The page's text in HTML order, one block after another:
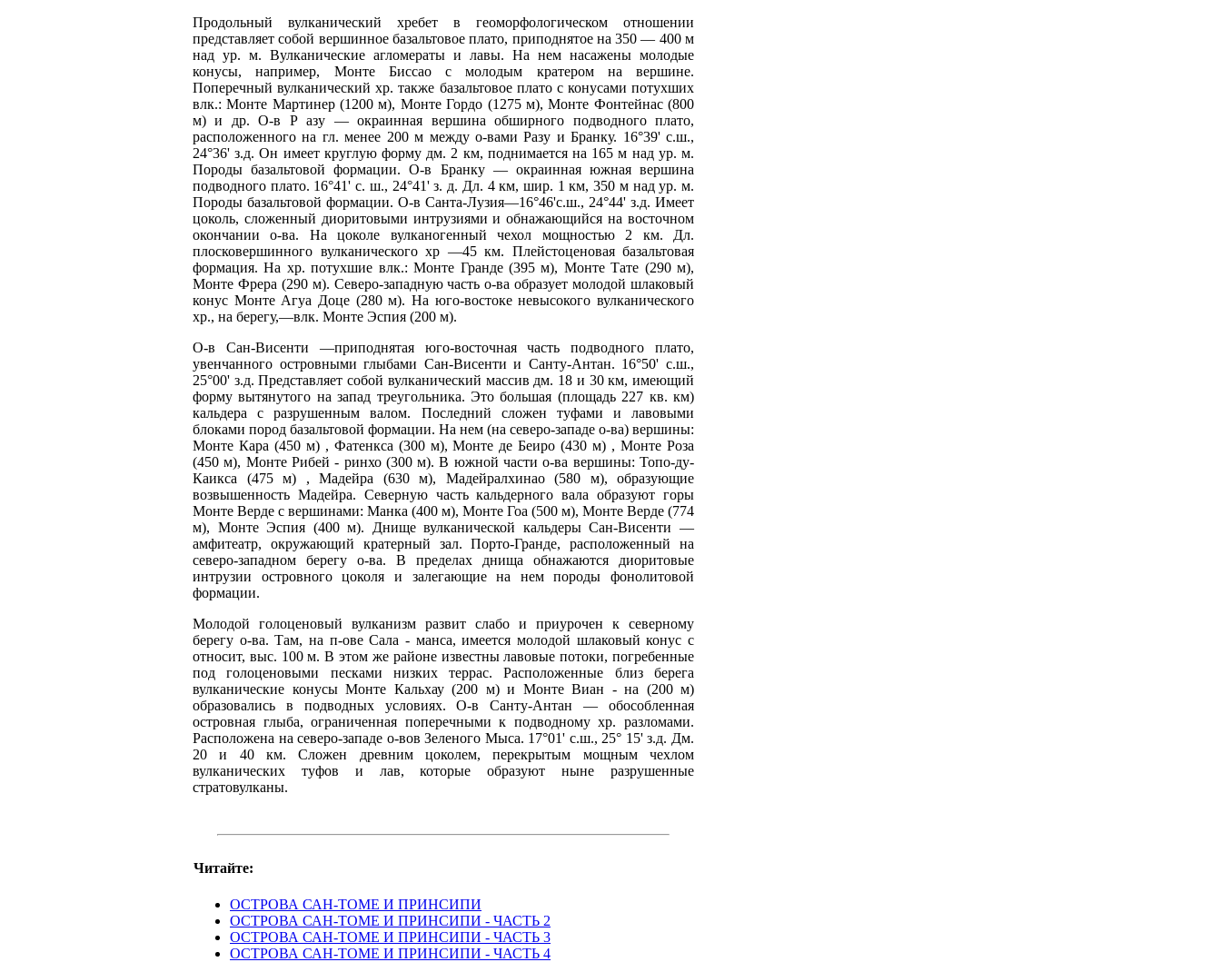
Продольный вулканический хребет в геоморфологическом отношении
представляет собой вершинное базальтовое плато, приподнятое на 350 — 400 м
над ур. м. Вулканические агломераты и лавы. На нем насажены молодые
конусы, например, Монте Биссао с молодым кратером на вершине.
Поперечный вулканический хр. также базальтовое плато с конусами потухших
влк.: Монте Мартинер (1200 м), Монте Гордо (1275 м), Монте Фонтейнас (800
м) и др. О-в Р азу — окраинная вершина обширного подводного плато,
расположенного на гл. менее 200 м между о-вами Разу и Бранку. 16°39' с.ш.,
24°36' з.д. Он имеет круглую форму дм. 2 км, поднимается на 165 м над ур. м.
Породы базальтовой формации. О-в Бранку — окраинная южная вершина
подводного плато. 16°41' с. ш., 24°41' з. д. Дл. 4 км, шир. 1 км, 350 м над ур. м.
Породы базальтовой формации. О-в Санта-Лузия—16°46'с.ш., 24°44' з.д. Имеет
цоколь, сложенный диоритовыми интрузиями и обнажающийся на восточном
окончании о-ва. На цоколе вулканогенный чехол мощностью 2 км. Дл.
плосковершинного вулканического хр —45 км. Плейстоценовая базальтовая
формация. На хр. потухшие влк.: Монте Гранде (395 м), Монте Тате (290 м),
Монте Фрера (290 м). Северо-западную часть о-ва образует молодой шлаковый
конус Монте Агуа Доце (280 м). На юго-востоке невысокого вулканического
хр., на берегу,—влк. Монте Эспия (200 м).
О-в Сан-Висенти —приподнятая юго-восточная часть подводного плато,
увенчанного островными глыбами Сан-Висенти и Санту-Антан. 16°50' с.ш.,
25°00' з.д. Представляет собой вулканический массив дм. 18 и 30 км, имеющий
форму вытянутого на запад треугольника. Это большая (площадь 227 кв. км)
кальдера с разрушенным валом. Последний сложен туфами и лавовыми
блоками пород базальтовой формации. На нем (на северо-западе о-ва) вершины:
Монте Кара (450 м) , Фатенкса (300 м), Монте де Беиро (430 м) , Монте Роза
(450 м), Монте Рибей - ринхо (300 м). В южной части о-ва вершины: Топо-ду-
Каикса (475 м) , Мадейра (630 м), Мадейралхинао (580 м), образующие
возвышенность Мадейра. Северную часть кальдерного вала образуют горы
Монте Верде с вершинами: Манка (400 м), Монте Гоа (500 м), Монте Верде (774
м), Монте Эспия (400 м). Днище вулканической кальдеры Сан-Висенти —
амфитеатр, окружающий кратерный зал. Порто-Гранде, расположенный на
северо-западном берегу о-ва. В пределах днища обнажаются диоритовые
интрузии островного цоколя и залегающие на нем породы фонолитовой
формации.
Молодой голоценовый вулканизм развит слабо и приурочен к северному
берегу о-ва. Там, на п-ове Сала - манса, имеется молодой шлаковый конус с
относит, выс. 100 м. В этом же районе известны лавовые потоки, погребенные
под голоценовыми песками низких террас. Расположенные близ берега
вулканические конусы Монте Кальхау (200 м) и Монте Виан - на (200 м)
образовались в подводных условиях. О-в Санту-Антан — обособленная
островная глыба, ограниченная поперечными к подводному хр. разломами.
Расположена на северо-западе о-вов Зеленого Мыса. 17°01' с.ш., 25° 15' з.д. Дм.
20 и 40 км. Сложен древним цоколем, перекрытым мощным чехлом
вулканических туфов и лав, которые образуют ныне разрушенные
стратовулканы.
Читайте:
ОСТРОВА САН-ТОМЕ И ПРИНСИПИ
ОСТРОВА САН-ТОМЕ И ПРИНСИПИ - ЧАСТЬ 2
ОСТРОВА САН-ТОМЕ И ПРИНСИПИ - ЧАСТЬ 3
ОСТРОВА САН-ТОМЕ И ПРИНСИПИ - ЧАСТЬ 4